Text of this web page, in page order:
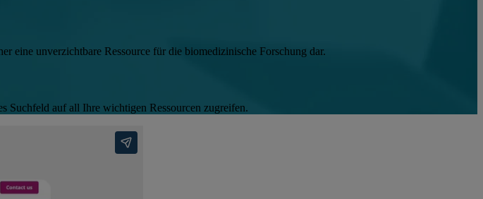
unverzichtbare Ressource für die biomedizinische Forschung dar.
Suchfeld auf all Ihre wichtigen Ressourcen zugreifen.